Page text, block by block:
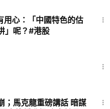
用心：「中國特色的估
」呢？#港股
；馬克龍重磅講話 暗謀